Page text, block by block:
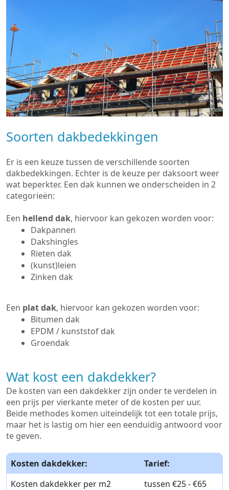
Soorten dakbedekkingen
Er is een keuze tussen de verschillende soorten
dakbedekkingen. Echter is de keuze per daksoort weer
wat beperkter. Een dak kunnen we onderscheiden in 2
categorieën:
Een hellend dak, hiervoor kan gekozen worden voor:
Dakpannen
Dakshingles
Rieten dak
(kunst)leien
Zinken dak
Een plat dak, hiervoor kan gekozen worden voor:
Bitumen dak
EPDM / kunststof dak
Groendak
Wat kost een dakdekker?
De kosten van een dakdekker zijn onder te verdelen in
een prijs per vierkante meter of de kosten per uur.
Beide methodes komen uiteindelijk tot een totale prijs,
maar het is lastig om hier een eenduidig antwoord voor
te geven.
Kosten dakdekker:
Tarief:
Kosten dakdekker per m2
tussen €25 - €65